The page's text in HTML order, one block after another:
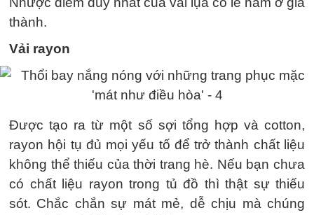
thành.
Vải rayon
Được tạo ra từ một số sợi tổng hợp và cotton,
rayon hội tụ đủ mọi yếu tố để trở thành chất liệu
không thể thiếu của thời trang hè. Nếu bạn chưa
có chất liệu rayon trong tủ đồ thì thật sự thiếu
sót. Chắc chắn sự mát mẻ, dễ chịu mà chúng